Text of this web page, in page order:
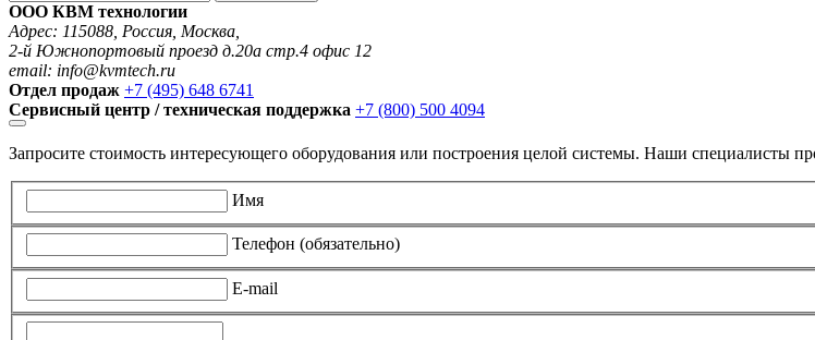
ООО КВМ технологии
Адрес: 115088, Россия, Москва,
2-й Южнопортовый проезд д.20а стр.4 офис 12
email: info@kvmtech.ru
Отдел продаж +7 (495) 648 6741
Сервисный центр / техническая поддержка +7 (800) 500 4094
Запросите стоимость интересующего оборудования или построения целой системы. Наши специалисты
Имя
Телефон (обязательно)
E-mail